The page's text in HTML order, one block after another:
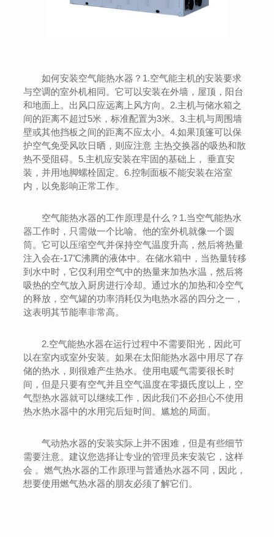
如何安装空气能热水器？1.空气能主机的安装要求
与空调的室外机相同。它可以安装在外墙，屋顶，阳台
和地面上。出风口应远离上风方向。2.主机与储水箱之
间的距离不超过5米，标准配置为3米。3.主机与周围墙
壁或其他挡板之间的距离不应太小。4.如果顶篷可以保
护空气免受风吹日晒，则应注意 主热交换器的吸热和散
热不受阻碍。5.主机应安装在牢固的基础上， 垂直安
装，并用地脚螺栓固定。6.控制面板不能安装在浴室
内，以免影响正常工作。
空气能热水器的工作原理是什么？1.当空气能热水
器工作时，只需做一个比喻。他的室外机就像一个圆
筒。它可以压缩空气并保持空气温度升高，然后将热量
注入会在-17℃沸腾的液体中。在储水箱中，当热量转移
到水中时，它仅利用空气中的热量来加热水温，然后将
吸热的空气放入厨房进行冷却。通过水的加热和冷空气
的释放，空气罐的功率消耗仅为电热水器的四分之一，
这表明其节能率非常高。
2.空气能热水器在运行过程中不需要阳光，因此可
以在室内或室外安装。如果在太阳能热水器中用尽了存
储的热水，则很难产生热水。使用电暖气需要很长时
间，但是只要有空气并且空气温度在零摄氏度以上，空
气型热水器就可以继续工作，因此我们不必担心不使用
热水热水器中的水用完后短时间。尴尬的局面。
气动热水器的安装实际上并不困难，但是有些细节
需要注意。建议您选择让专业的管理员来安装它，这样
会 。燃气热水器的工作原理与普通热水器不同，因此，
想要使用燃气热水器的朋友必须了解它们。